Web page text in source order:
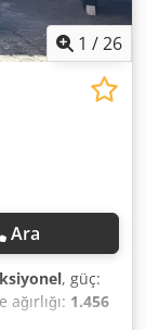
1 /26
Ara
, güç:
ağırlığı: 1.456
Hendek